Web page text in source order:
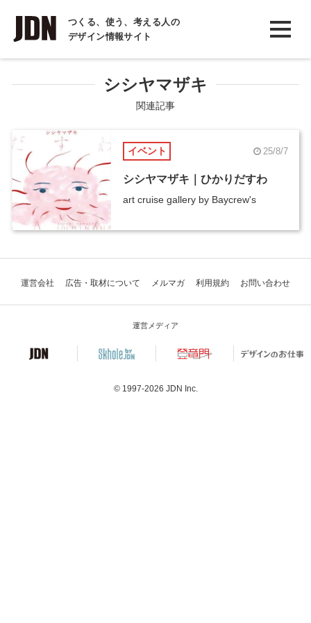
つくる、使う、考える人の
デザイン情報サイト
INTERVIEW
インタビュー
COLUMN
コラム
シシヤマザキ
関連記事
イベント 25/8/7
シシヤマザキ｜ひかりだすわ
art cruise gallery by Baycrew's
運営会社 広告・取材について メルマガ 利用規約 お問い合わせ
運営メディア
© 1997-2026 JDN Inc.